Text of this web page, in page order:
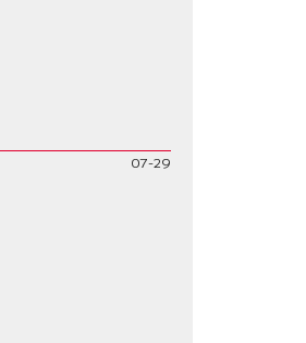
07-29